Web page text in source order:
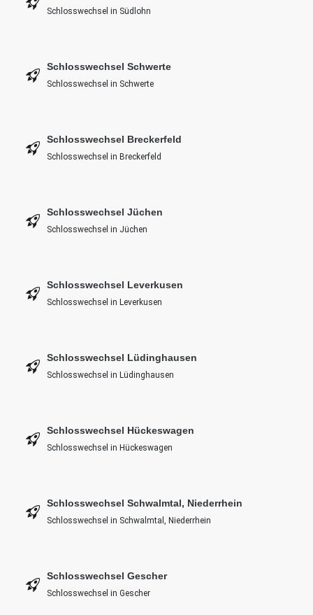
Schlosswechsel in Südlohn
Schlosswechsel Schwerte
Schlosswechsel in Schwerte
Schlosswechsel Breckerfeld
Schlosswechsel in Breckerfeld
Schlosswechsel Jüchen
Schlosswechsel in Jüchen
Schlosswechsel Leverkusen
Schlosswechsel in Leverkusen
Schlosswechsel Lüdinghausen
Schlosswechsel in Lüdinghausen
Schlosswechsel Hückeswagen
Schlosswechsel in Hückeswagen
Schlosswechsel Schwalmtal, Niederrhein
Schlosswechsel in Schwalmtal, Niederrhein
Schlosswechsel Gescher
Schlosswechsel in Gescher